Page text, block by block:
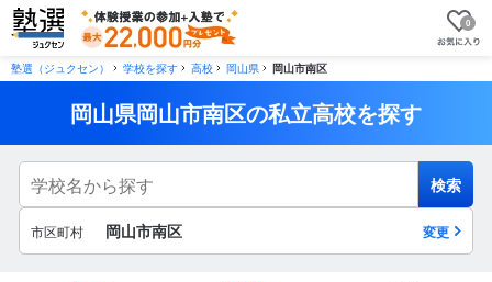
0
塾選（ジュクセン） 学校を探す 高校 岡山県 岡山市南区
岡山県岡山市南区の私立高校を探す
検索
市区町村 岡山市南区 変更